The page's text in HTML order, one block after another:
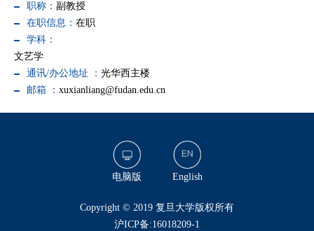
职称： 副教授
在职信息： 在职
学科：
文艺学
通讯/办公地址 ： 光华西主楼
邮箱 ： xuxianliang@fudan.edu.cn
电脑版 English
​Copyright © 2019 复旦大学版权所有
沪ICP备:16018209-1